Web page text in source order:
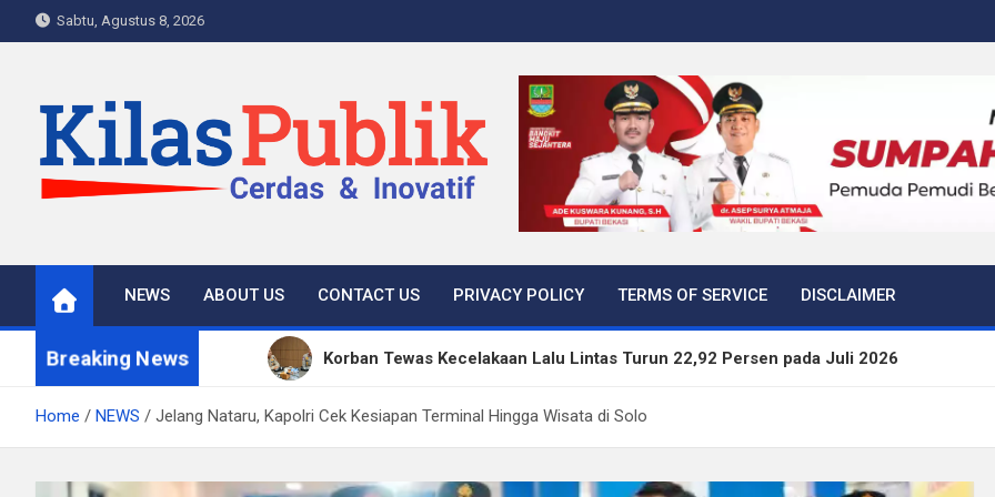
to
Sabtu, Agustus 8, 2026
NEWS ABOUT US CONTACT US PRIVACY POLICY TERMS OF SERVICE DISCLAIMER
Breaking News Korban Tewas Kecelakaan Lalu Lintas Turun 22,92 Persen pada Juli 2026
Kapolda Sumsel Tekankan Tiga Langkah Cegah Kejahatan Siber Lewat Program
Home NEWS Jelang Nataru, Kapolri Cek Kesiapan Terminal Hingga Wisata di Solo